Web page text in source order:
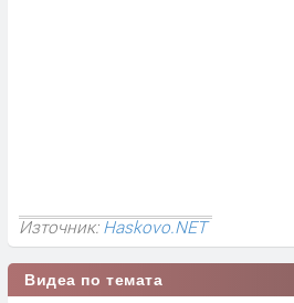
Източник:Haskovo.NET
Видеа по темата